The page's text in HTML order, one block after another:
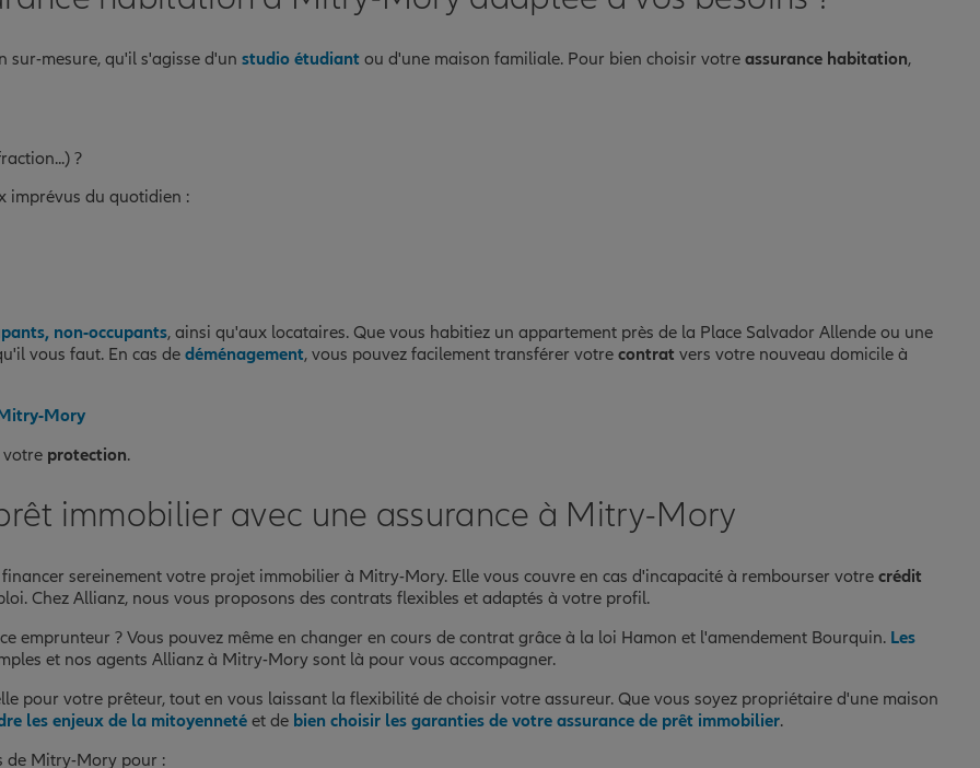
sur-mesure, qu'il s'agisse d'un studio étudiant ou d'une maison familiale. Pour bien choisir votre assurance habitation,
?
imprévus du quotidien :
non-occupants, ainsi qu'aux locataires. Que vous habitiez un appartement près de la Place Salvador Allende ou une
vous faut. En cas de déménagement, vous pouvez facilement transférer votre contrat vers votre nouveau domicile à
Mory
protection.
immobilier avec une assurance à Mitry-Mory
sereinement votre projet immobilier à Mitry-Mory. Elle vous couvre en cas d'incapacité à rembourser votre crédit
Chez Allianz, nous vous proposons des contrats flexibles et adaptés à votre profil.
emprunteur ? Vous pouvez même en changer en cours de contrat grâce à la loi Hamon et l'amendement Bourquin. Les
et nos agents Allianz à Mitry-Mory sont là pour vous accompagner.
pour votre prêteur, tout en vous laissant la flexibilité de choisir votre assureur. Que vous soyez propriétaire d'une maison
les enjeux de la mitoyenneté et de bien choisir les garanties de votre assurance de prêt immobilier.
de Mitry-Mory pour :